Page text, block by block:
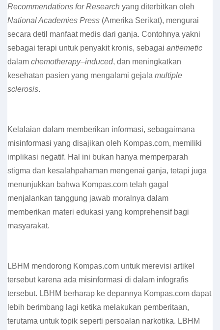
Recommendations for Research yang diterbitkan oleh
National Academies Press (Amerika Serikat), mengurai
secara detil manfaat medis dari ganja. Contohnya yakni
sebagai terapi untuk penyakit kronis, sebagai antiemetic
dalam chemotherapy–induced, dan meningkatkan
kesehatan pasien yang mengalami gejala multiple
sclerosis.
Kelalaian dalam memberikan informasi, sebagaimana
misinformasi yang disajikan oleh Kompas.com, memiliki
implikasi negatif. Hal ini bukan hanya memperparah
stigma dan kesalahpahaman mengenai ganja, tetapi juga
menunjukkan bahwa Kompas.com telah gagal
menjalankan tanggung jawab moralnya dalam
memberikan materi edukasi yang komprehensif bagi
masyarakat.
LBHM mendorong Kompas.com untuk merevisi artikel
tersebut karena ada misinformasi di dalam infografis
tersebut. LBHM berharap ke depannya Kompas.com dapat
lebih berimbang lagi ketika melakukan pemberitaan,
terutama untuk topik seperti persoalan narkotika. LBHM